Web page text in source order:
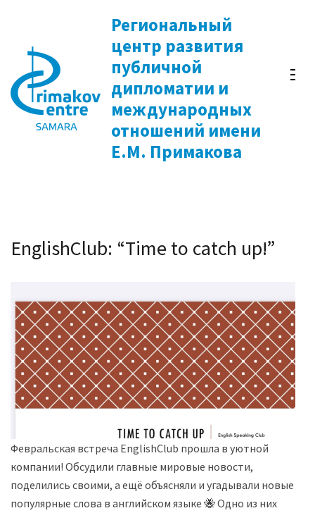
содержимому
(нажмите
Enter)
Региональный
центр развития
публичной
дипломатии и
международных
отношений имени
Е.М. Примакова
EnglishClub: “Time to catch up!”
Февральская встреча EnglishClub прошла в уютной
компании! Обсудили главные мировые новости,
поделились своими, а ещё объясняли и угадывали новые и
популярные слова в английском языке 🐝 Одно из них